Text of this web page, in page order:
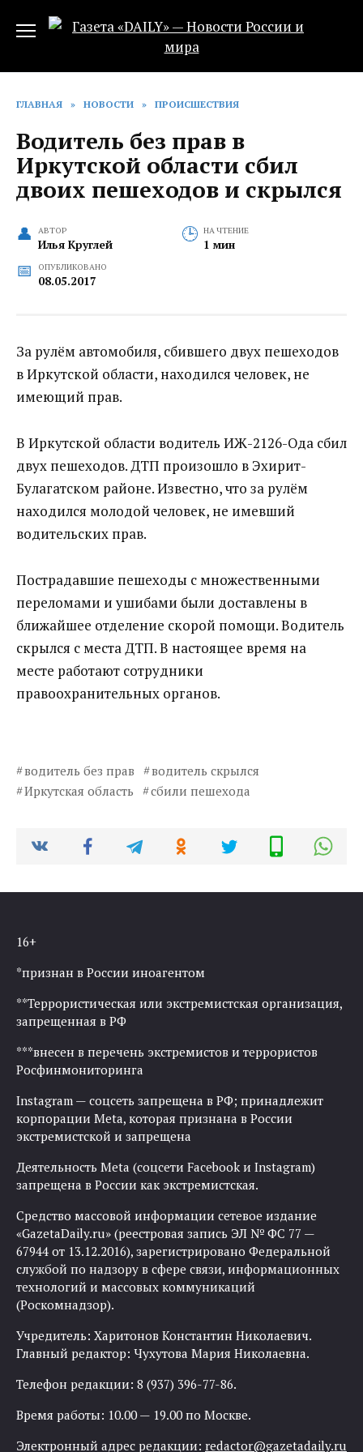
ГЛАВНАЯ » НОВОСТИ » ПРОИСШЕСТВИЯ
Водитель без прав в
Иркутской области сбил
двоих пешеходов и скрылся
АВТОР
Илья Круглей
НА ЧТЕНИЕ
1 мин
ОПУБЛИКОВАНО
08.05.2017
За рулём автомобиля, сбившего двух пешеходов
в Иркутской области, находился человек, не
имеющий прав.
В Иркутской области водитель ИЖ-2126-Ода сбил
двух пешеходов. ДТП произошло в Эхирит-
Булагатском районе. Известно, что за рулём
находился молодой человек, не имевший
водительских прав.
Пострадавшие пешеходы с множественными
переломами и ушибами были доставлены в
ближайшее отделение скорой помощи. Водитель
скрылся с места ДТП. В настоящее время на
месте работают сотрудники
правоохранительных органов.
водитель без прав
водитель скрылся
Иркутская область
сбили пешехода
16+
*признан в России иноагентом
**Террористическая или экстремистская организация,
запрещенная в РФ
***внесен в перечень экстремистов и террористов
Росфинмониторинга
Instagram — соцсеть запрещена в РФ; принадлежит
корпорации Meta, которая признана в России
экстремистской и запрещена
Деятельность Meta (соцсети Facebook и Instagram)
запрещена в России как экстремистская.
Средство массовой информации сетевое издание
«GazetaDaily.ru» (реестровая запись ЭЛ № ФС 77 —
67944 от 13.12.2016), зарегистрировано Федеральной
службой по надзору в сфере связи, информационных
технологий и массовых коммуникаций
(Роскомнадзор).
Учредитель: Харитонов Константин Николаевич.
Главный редактор: Чухутова Мария Николаевна.
Телефон редакции: 8 (937) 396-77-86.
Время работы: 10.00 — 19.00 по Москве.
Электронный адрес редакции: redactor@gazetadaily.ru